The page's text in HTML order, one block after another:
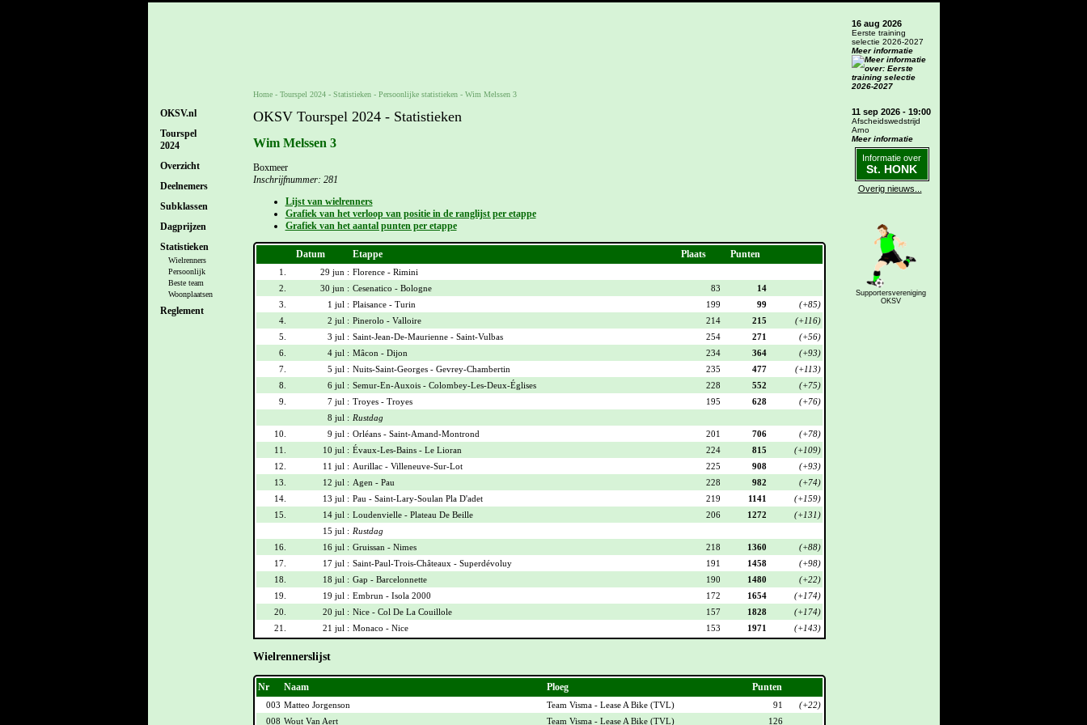
OKSV.nl
Tourspel
2024
Overzicht
Deelnemers
Subklassen
Dagprijzen
Statistieken
Wielrenners
Persoonlijk
Beste team
Woonplaatsen
Reglement
Home- Tourspel 2024- Statistieken - Persoonlijke statistieken- Wim Melssen 3
OKSV Tourspel 2024 - Statistieken
Wim Melssen 3
Boxmeer
Inschrijfnummer: 281
Lijst van wielrenners
Grafiek van het verloop van positie in de ranglijst per etappe
Grafiek van het aantal punten per etappe
Datum Etappe Plaats Punten
1. 29 jun : Florence - Rimini
2.
30 jun : Cesenatico - Bologne 83
14
3.
1 jul : Plaisance - Turin 199 99
(+85)
4.
2 jul : Pinerolo - Valloire 214 215
(+116)
5.
3 jul : Saint-Jean-De-Maurienne - Saint-Vulbas 254 271
(+56)
6.
4 jul : Mâcon - Dijon 234 364
(+93)
7.
5 jul : Nuits-Saint-Georges - Gevrey-Chambertin 235 477
(+113)
8.
6 jul : Semur-En-Auxois - Colombey-Les-Deux-Églises 228 552
(+75)
9.
7 jul : Troyes - Troyes 195 628
(+76)
8 jul : Rustdag
10.
9 jul : Orléans - Saint-Amand-Montrond 201 706
(+78)
11.
10 jul : Évaux-Les-Bains - Le Lioran 224 815
(+109)
12.
11 jul : Aurillac - Villeneuve-Sur-Lot 225 908
(+93)
13.
12 jul : Agen - Pau 228 982
(+74)
14.
13 jul : Pau - Saint-Lary-Soulan Pla D'adet 219 1141
(+159)
15.
14 jul : Loudenvielle - Plateau De Beille 206 1272
(+131)
15 jul : Rustdag
16.
16 jul : Gruissan - Nimes 218 1360
(+88)
17.
17 jul : Saint-Paul-Trois-Châteaux - Superdévoluy 191 1458
(+98)
18.
18 jul : Gap - Barcelonnette 190 1480
(+22)
19.
19 jul : Embrun - Isola 2000 172 1654
(+174)
20.
20 jul : Nice - Col De La Couillole 157 1828
(+174)
21.
21 jul : Monaco - Nice 153 1971 (+143)
Wielrennerslijst
Nr Naam Ploeg Punten
003 Matteo Jorgenson Team Visma - Lease A Bike (TVL) 91
(+22)
008 Wout Van Aert Team Visma - Lease A Bike (TVL) 126
16 aug 2026
Eerste training
selectie 2026-2027
Meer informatie
11 sep 2026 - 19:00
Afscheidswedstrijd
Arno
Meer informatie
Informatie over
St. HONK
Overig nieuws...
Supportersvereniging
OKSV